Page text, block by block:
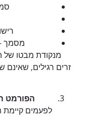
מסמך –
מנקודת מבטו של
זרים רגילים, שאינם
הפורמט
לפעמים קיימת